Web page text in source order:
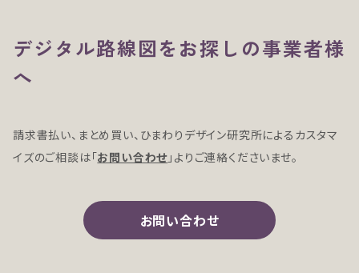
デジタル路線図をお探しの事業者様
へ
請求書払い、まとめ買い、ひまわりデザイン研究所によるカスタマ
イズのご相談は「お問い合わせ 」よりご連絡くださいませ。
お問い合わせ